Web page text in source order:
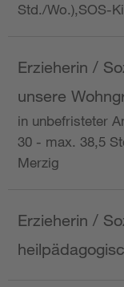
Std./Wo.),SOS-
Erzieherin /
unsere
in unbefristeter
30 - max. 38,5
Merzig
Erzieherin /